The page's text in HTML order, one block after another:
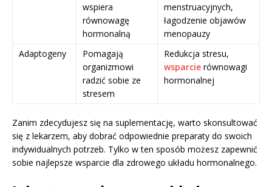
wspiera
równowagę
hormonalną
menstruacyjnych,
łagodzenie objawów
menopauzy
Adaptogeny
Pomagają
organizmowi
radzić sobie ze
stresem
Redukcja stresu,
wsparcie równowagi
hormonalnej
Zanim zdecydujesz się na suplementację, warto skonsultować
się z lekarzem, aby dobrać odpowiednie preparaty do swoich
indywidualnych potrzeb. Tylko w ten sposób możesz zapewnić
sobie najlepsze wsparcie dla zdrowego układu hormonalnego.